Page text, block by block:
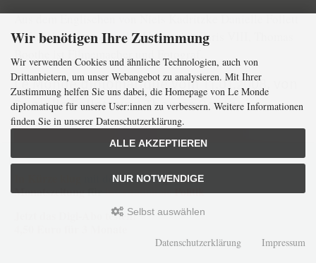
Aus dem Englischen von Niels Kadritzke Danielle Follett
ist Lehrbeauftrage an der Universität Paris VIII, Thomas
Le Monde diplomatique vom11.01.2008
Danielle Follett und Thomas Boothe
mit der weltweitgrößten
MonatszeitungfürinternationalePolitik
Jetzt das Digi-Abo testen:
Wir benötigen Ihre Zustimmung
Wir verwenden Cookies und ähnliche Technologien, auch von
Drittanbietern, um unser Webangebot zu analysieren. Mit Ihrer
Zustimmung helfen Sie uns dabei, die Homepage von Le Monde
diplomatique für unsere User:innen zu verbessern. Weitere Informationen
finden Sie in unserer Datenschutzerklärung.
ALLE AKZEPTIEREN
NUR NOTWENDIGE
Selbst auswählen
Datenschutzerklärung Impressum